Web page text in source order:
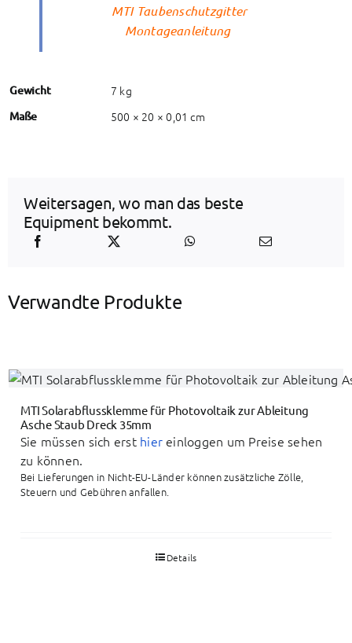
MTI Taubenschutzgitter
Montageanleitung
Gewicht 7 kg
Maße 500 × 20 × 0,01 cm
Weitersagen, wo man das beste
Equipment bekommt.
Verwandte Produkte
MTI Solarabflussklemme für Photovoltaik zur Ableitung
Asche Staub Dreck 35mm
Sie müssen sich erst hier einloggen um Preise sehen
zu können.
Bei Lieferungen in Nicht-EU-Länder können zusätzliche Zölle,
Steuern und Gebühren anfallen.
Details